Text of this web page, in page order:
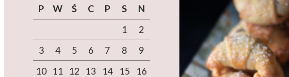
P W Ś C P S
N
1
2
3
4 5 6 7 8
9
10
11 12 13 14 15
16